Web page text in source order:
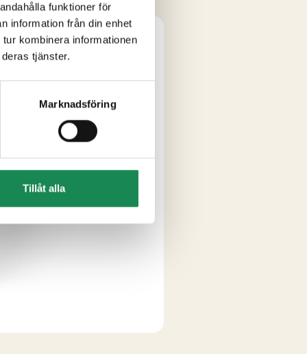
funktioner för
information från din enhet
kombinera informationen
tjänster.
Marknadsföring
Tillåt alla